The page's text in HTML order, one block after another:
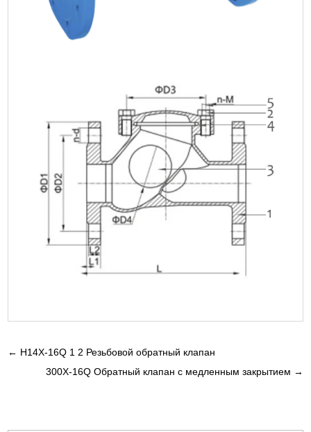
← H14X-16Q 1 2 Резьбовой обратный клапан
300X-16Q Обратный клапан с медленным закрытием →